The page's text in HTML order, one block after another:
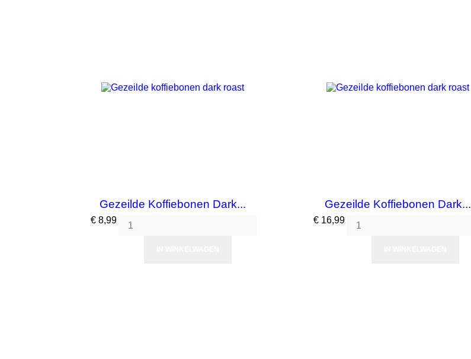
Gezeilde Koffiebonen Dark...
Prijs
€ 8,99
Gezeilde Koffiebonen Dark...
Prijs
€ 16,99